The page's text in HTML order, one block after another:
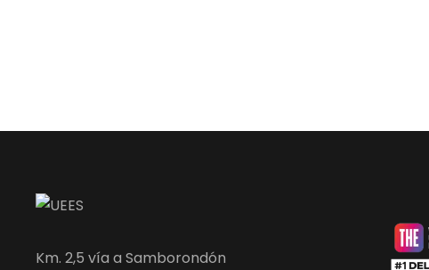
Km. 2,5 vía a Samborondón